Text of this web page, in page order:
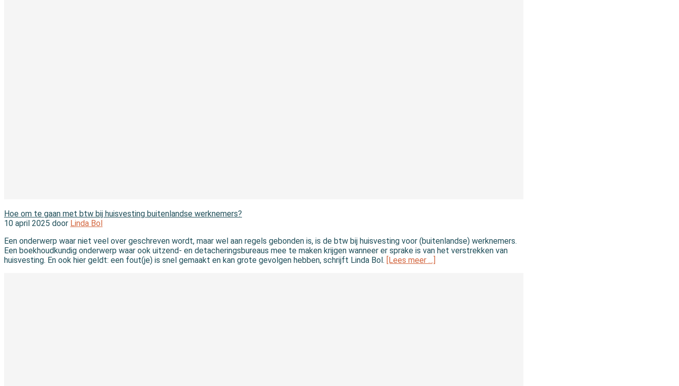
Hoe om te gaan met btw bij huisvesting buitenlandse werknemers?
10 april 2025 door Linda Bol
Een onderwerp waar niet veel over geschreven wordt, maar wel aan regels gebonden is, is de btw bij huisvesting voor (buitenlandse) werknemers.
Een boekhoudkundig onderwerp waar ook uitzend- en detacheringsbureaus mee te maken krijgen wanneer er sprake is van het verstrekken van
huisvesting. En ook hier geldt: een fout(je) is snel gemaakt en kan grote gevolgen hebben, schrijft Linda Bol. [Lees meer …]